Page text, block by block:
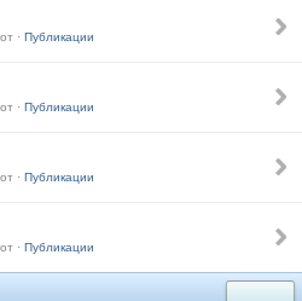
· Публикации
· Публикации
· Публикации
· Публикации